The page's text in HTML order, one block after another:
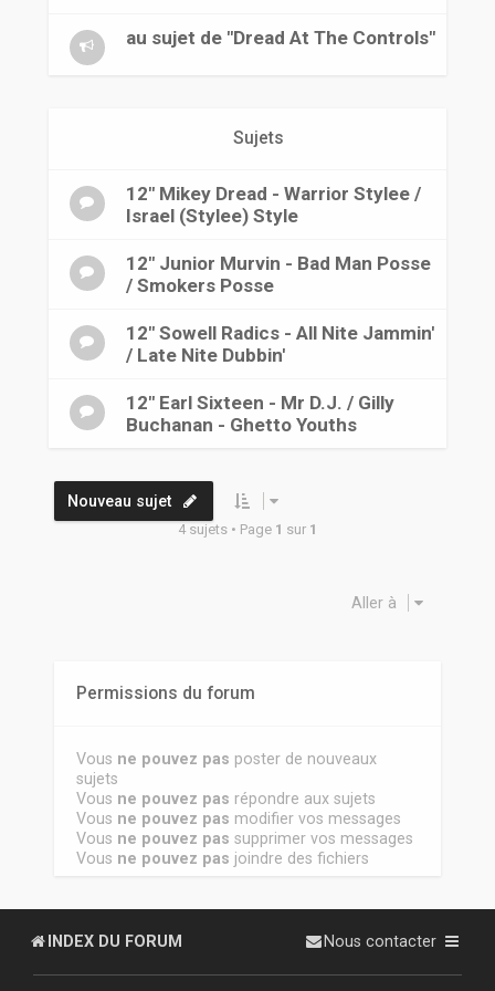
au sujet de "Dread At The Controls"
Sujets
12" Mikey Dread - Warrior Stylee /
Israel (Stylee) Style
12" Junior Murvin - Bad Man Posse
/ Smokers Posse
12" Sowell Radics - All Nite Jammin'
/ Late Nite Dubbin'
12" Earl Sixteen - Mr D.J. / Gilly
Buchanan - Ghetto Youths
Nouveau sujet
4 sujets • Page 1 sur 1
Aller à
Permissions du forum
Vous ne pouvez pas poster de nouveaux
sujets
Vous ne pouvez pas répondre aux sujets
Vous ne pouvez pas modifier vos messages
Vous ne pouvez pas supprimer vos messages
Vous ne pouvez pas joindre des fichiers
INDEX DU FORUM Nous contacter